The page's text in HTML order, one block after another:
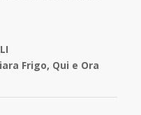
Frigo, Qui e Ora